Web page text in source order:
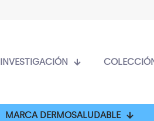
INVESTIGACIÓN
MARCA DERMOSALUDABLE